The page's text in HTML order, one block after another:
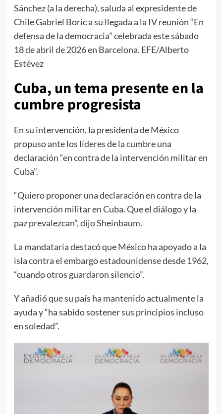
Sánchez (a la derecha), saluda al expresidente de
Chile Gabriel Boric a su llegada a la IV reunión “En
defensa de la democracia” celebrada este sábado
18 de abril de 2026 en Barcelona. EFE/Alberto
Estévez
Cuba, un tema presente en la
cumbre progresista
En su intervención, la presidenta de México
propuso ante los líderes de la cumbre una
declaración “en contra de la intervención militar en
Cuba”.
“Quiero proponer una declaración en contra de la
intervención militar en Cuba. Que el diálogo y la
paz prevalezcan”, dijo Sheinbaum.
La mandataria destacó que México ha apoyado a la
isla contra el embargo estadounidense desde 1962,
“cuando otros guardaron silencio”.
Y añadió que su país ha mantenido actualmente la
ayuda y “ha sabido sostener sus principios incluso
en soledad”.